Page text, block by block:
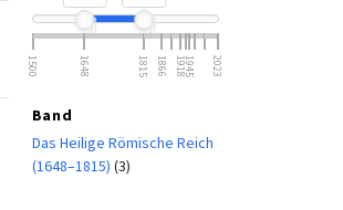
1500 1648 1815 1866 19181945 2023
Band
Das Heilige Römische Reich
(1648–1815) (3)